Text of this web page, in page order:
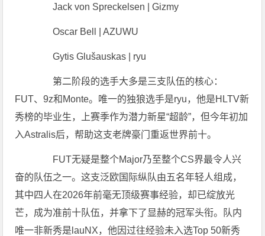
Jack von Spreckelsen | Gizmy
Oscar Bell | AZUWU
Gytis Glušauskas | ryu
第二阶段的选手大多是三支队伍的核心：
FUT、9z和Monte。唯一的独狼选手是ryu，他是HLTV新
秀榜的毕业生，上赛季作为潜力新星“超龄”，但今年初加
入Astralis后，帮助这支老牌豪门重返世界前十。
FUT无疑是整个Major乃至整个CS界最令人兴
奋的队伍之一。这支泛欧国际纵队由五名年轻人组成，
其中四人在2026年前毫无顶级赛事经验，却已绽放光
芒，成为准前十队伍，并拿下了显赫的冠军头衔。队内
唯一非新秀是lauNX，他因过往经验未入选Top 50新秀